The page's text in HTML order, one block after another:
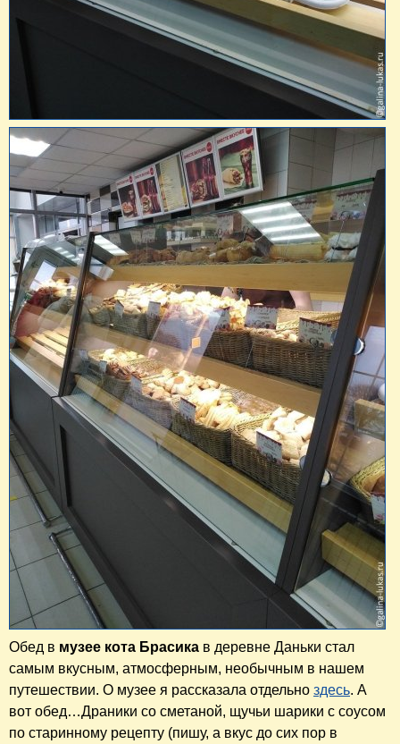
Обед в музее кота Брасика в деревне Даньки стал
самым вкусным, атмосферным, необычным в нашем
путешествии. О музее я рассказала отдельно здесь. А
вот обед…Драники со сметаной, щучьи шарики с соусом
по старинному рецепту (пишу, а вкус до сих пор в